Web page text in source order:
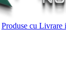
Produse cu Livrare